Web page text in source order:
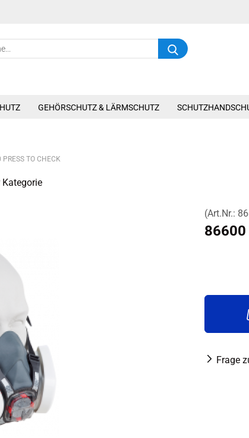
Suche...
GEHÖRSCHUTZ & LÄRMSCHUTZ
TO CHECK
(Art.Nr.:
86600
Frage